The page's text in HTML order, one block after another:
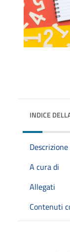
INDICE
Descrizione
A cura di
Allegati
Contenuti